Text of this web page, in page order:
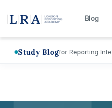
Blog
Study Blogfor Reporting